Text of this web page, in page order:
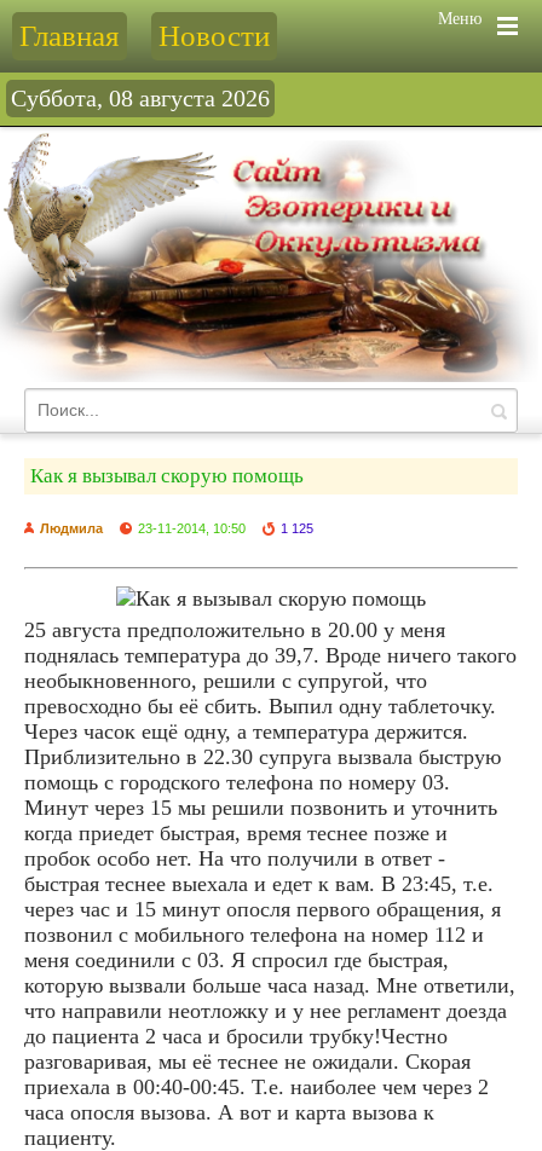
Меню
Главная Новости
Суббота, 08 августа 2026
Как я вызывал скорую помощь
Людмила 23-11-2014, 10:50 1 125
25 августа предположительно в 20.00 у меня
поднялась температура до 39,7. Вроде ничего такого
необыкновенного, решили с супругой, что
превосходно бы её сбить. Выпил одну таблеточку.
Через часок ещё одну, а температура держится.
Приблизительно в 22.30 супруга вызвала быструю
помощь с городского телефона по номеру 03.
Минут через 15 мы решили позвонить и уточнить
когда приедет быстрая, время теснее позже и
пробок особо нет. На что получили в ответ -
быстрая теснее выехала и едет к вам. В 23:45, т.е.
через час и 15 минут опосля первого обращения, я
позвонил с мобильного телефона на номер 112 и
меня соединили с 03. Я спросил где быстрая,
которую вызвали больше часа назад. Мне ответили,
что направили неотложку и у нее регламент доезда
до пациента 2 часа и бросили трубку!Честно
разговаривая, мы её теснее не ожидали. Скорая
приехала в 00:40-00:45. Т.е. наиболее чем через 2
часа опосля вызова. А вот и карта вызова к
пациенту.